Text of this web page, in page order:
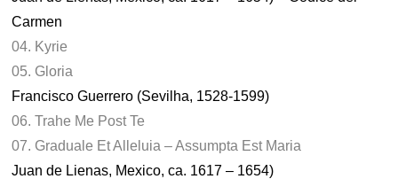
Carmen
04. Kyrie
05. Gloria
Francisco Guerrero (Sevilha, 1528-1599)
06. Trahe Me Post Te
07. Graduale Et Alleluia – Assumpta Est Maria
Juan de Lienas, Mexico, ca. 1617 – 1654)